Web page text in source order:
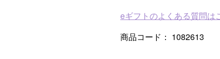
eギフトのよくある質問は
商品コード： 1082613